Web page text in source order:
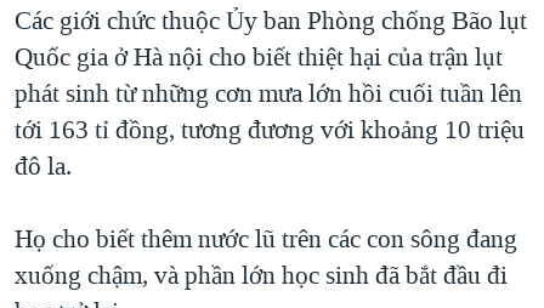
NGƯ DÂN VIỆT VÀ LÀN SÓNG TRỘM HẢI SÂM
BÊN KIA QUỐC LỘ: TIẾNG VỌNG TỪ NÔNG THÔN MỸ
QUAN HỆ VIỆT MỸ
Các giới chức thuộc Ủy ban Phòng chống Bão lụt
Quốc gia ở Hà nội cho biết thiệt hại của trận lụt
phát sinh từ những cơn mưa lớn hồi cuối tuần lên
tới 163 tỉ đồng, tương đương với khoảng 10 triệu
đô la.
Họ cho biết thêm nước lũ trên các con sông đang
xuống chậm, và phần lớn học sinh đã bắt đầu đi